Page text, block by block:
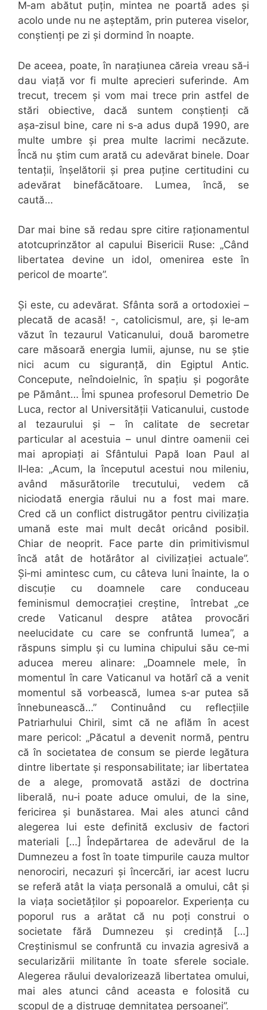
M‑am abătut puțin, mintea ne poartă ades și
acolo unde nu ne așteptăm, prin puterea viselor,
conștienți pe zi și dormind în noapte.
De aceea, poate, în narațiunea căreia vreau să‑i
dau viață vor fi multe aprecieri suferinde. Am
trecut, trecem și vom mai trece prin astfel de
stări obiective, dacă suntem conștienți că
așa‑zisul bine, care ni s‑a adus după 1990, are
multe umbre și prea multe lacrimi necăzute.
Încă nu știm cum arată cu adevărat binele. Doar
tentații, înșelătorii și prea puține certitudini cu
adevărat binefăcătoare. Lumea, încă, se
caută…
Dar mai bine să redau spre citire raționamentul
atotcuprinzător al capului Bisericii Ruse: „Când
libertatea devine un idol, omenirea este în
pericol de moarte”.
Și este, cu adevărat. Sfânta soră a ortodoxiei –
plecată de acasă! -, catolicismul, are, și le‑am
văzut în tezaurul Vaticanului, două barometre
care măsoară energia lumii, ajunse, nu se știe
nici acum cu siguranță, din Egiptul Antic.
Concepute, neîndoielnic, în spațiu și pogorâte
pe Pământ… Îmi spunea profesorul Demetrio De
Luca, rector al Universității Vaticanului, custode
al tezaurului și – în calitate de secretar
particular al acestuia – unul dintre oamenii cei
mai apropiați ai Sfântului Papă Ioan Paul al
II‑lea: „Acum, la începutul acestui nou mileniu,
având măsurătorile trecutului, vedem că
niciodată energia răului nu a fost mai mare.
Cred că un conflict distrugător pentru civilizația
umană este mai mult decât oricând posibil.
Chiar de neoprit. Face parte din primitivismul
încă atât de hotărâtor al civilizației actuale”.
Și‑mi amintesc cum, cu câteva luni înainte, la o
discuție cu doamnele care conduceau
feminismul democrației creștine, întrebat „ce
crede Vaticanul despre atâtea provocări
neelucidate cu care se confruntă lumea”, a
răspuns simplu și cu lumina chipului său ce‑mi
aducea mereu alinare: „Doamnele mele, în
momentul în care Vaticanul va hotărî că a venit
momentul să vorbească, lumea s‑ar putea să
înnebunească…” Continuând cu reflecțiile
Patriarhului Chiril, simt că ne aflăm în acest
mare pericol: „Păcatul a devenit normă, pentru
că în societatea de consum se pierde legătura
dintre libertate și responsabilitate; iar libertatea
de a alege, promovată astăzi de doctrina
liberală, nu‑i poate aduce omului, de la sine,
fericirea și bunăstarea. Mai ales atunci când
alegerea lui este definită exclusiv de factori
materiali […] Îndepărtarea de adevărul de la
Dumnezeu a fost în toate timpurile cauza multor
nenorociri, necazuri și încercări, iar acest lucru
se referă atât la viața personală a omului, cât și
la viața societăților și popoarelor. Experiența cu
poporul rus a arătat că nu poți construi o
societate fără Dumnezeu și credință […]
Creștinismul se confruntă cu invazia agresivă a
secularizării militante în toate sferele sociale.
Alegerea răului devalorizează libertatea omului,
mai ales atunci când aceasta e folosită cu
scopul de a distruge demnitatea persoanei”.